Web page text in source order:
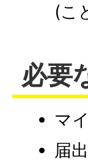
(こ
必要
マ
届